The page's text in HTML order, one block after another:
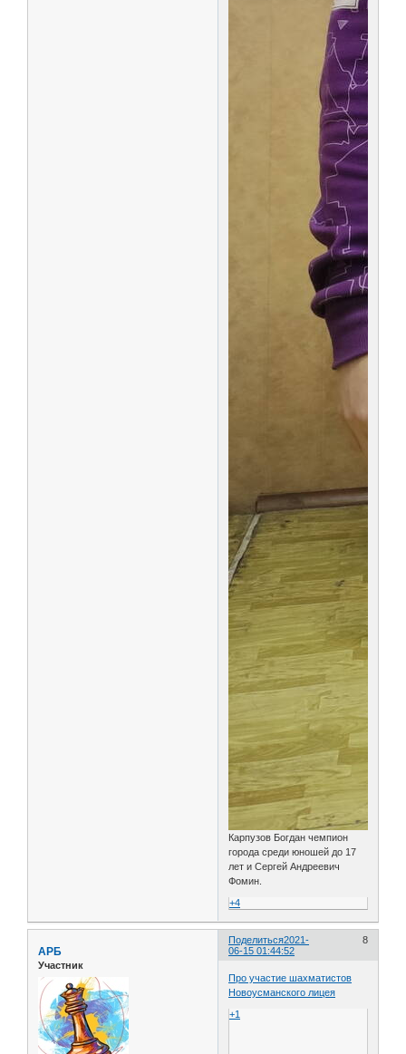
Карпузов Богдан чемпион
города среди юношей до 17
лет и Сергей Андреевич
Фомин.
+4
Поделиться 8
2021-
06-15 01:44:52
АРБ
Участник
Про участие шахматистов
Новоусманского лицея
+1